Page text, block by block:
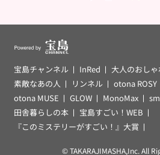
宝島チャンネル InRed 大人のおし
素敵なあの人
リンネル otona ROSY
otona MUSE
GLOW MonoMax
田舎暮らしの本
宝島すごい！WEB
『このミステリーがすごい！』大賞
© TAKARAJIMASHA,Inc. All